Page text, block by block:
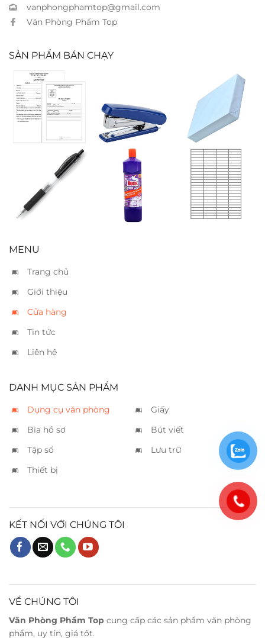
vanphongphamtop@gmail.com
Văn Phòng Phẩm Top
SẢN PHẨM BÁN CHẠY
Hồ sơ xin việc
Bấm kim
Stacom C107 –
10 tờ
Giấy ford A4
xanh dương
Bút bi 0.5mm
Double A Silk
Gel đen
Nước tẩy toilet
Duck 900ml
Nhãn decal
Tomy 138
(40x14mm)
MENU
Trang chủ
Giới thiệu
Cửa hàng
Tin tức
Liên hệ
DANH MỤC SẢN PHẨM
Dụng cụ văn phòng
Giấy
Bìa hồ sơ
Bút viết
Tập sổ
Lưu trữ
Thiết bị
KẾT NỐI VỚI CHÚNG TÔI
VỀ CHÚNG TÔI
Văn Phòng Phẩm Top cung cấp các sản phẩm văn phòng
phẩm, uy tín, giá tốt.